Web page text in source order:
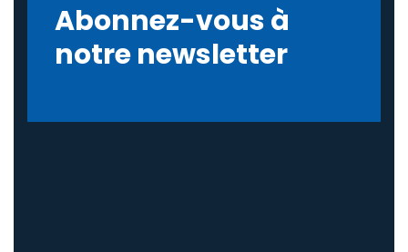
Abonnez-vous à
notre newsletter